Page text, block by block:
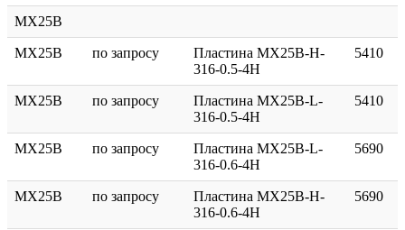
MX25B
MX25B по запросу
Пластина MX25B-H-
316-0.5-4H
5410
MX25B по запросу
Пластина MX25B-L-
316-0.5-4H
5410
MX25B по запросу
Пластина MX25B-L-
316-0.6-4H
5690
MX25B по запросу
Пластина MX25B-H-
316-0.6-4H
5690